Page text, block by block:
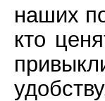
наших
кто